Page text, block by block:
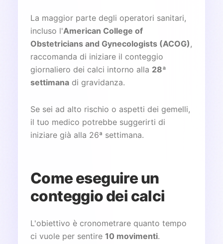
La maggior parte degli operatori sanitari,
incluso l'American College of
Obstetricians and Gynecologists (ACOG) ,
raccomanda di iniziare il conteggio
giornaliero dei calci intorno alla 28ª
settimana di gravidanza.
Se sei ad alto rischio o aspetti dei gemelli,
il tuo medico potrebbe suggerirti di
iniziare già alla 26ª settimana.
Come eseguire un
conteggio dei calci
L'obiettivo è cronometrare quanto tempo
ci vuole per sentire 10 movimenti.